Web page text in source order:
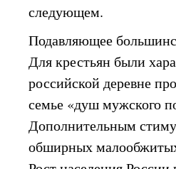
следующем.
Подавляющее
Для крестьян были
российской деревне
семье «душ мужского
Дополнительным
обширных